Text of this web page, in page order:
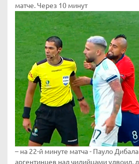
матче. Через 10 минут
– на 22-й минуте матча - Пауло
аргентинцев над чилийцами удвоил,